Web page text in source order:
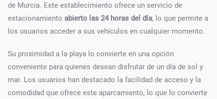
de Murcia. Este establecimiento ofrece un servicio de
estacionamiento abierto las 24 horas del día, lo que permite a
los usuarios acceder a sus vehículos en cualquier momento.
Su proximidad a la playa lo convierte en una opción
conveniente para quienes desean disfrutar de un día de sol y
mar. Los usuarios han destacado la facilidad de acceso y la
comodidad que ofrece este aparcamiento, lo que lo convierte